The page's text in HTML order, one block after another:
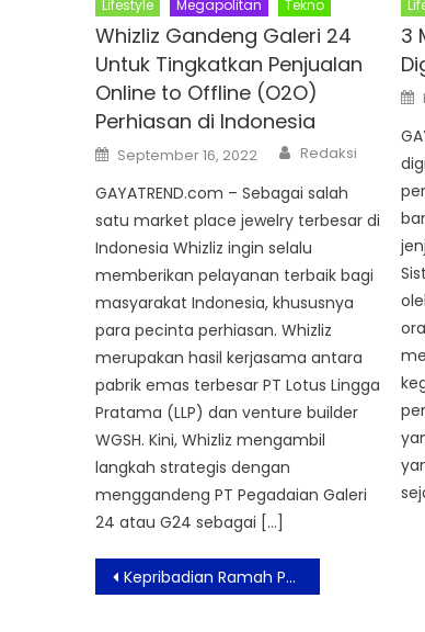
Lifestyle Megapolitan Tekno
Whizliz Gandeng Galeri 24
Untuk Tingkatkan Penjualan
Online to Offline (O2O)
Perhiasan di Indonesia
Posted
on
September 16, 2022 Author
Redaksi
GAYATREND.com – Sebagai salah
satu market place jewelry terbesar di
Indonesia Whizliz ingin selalu
memberikan pelayanan terbaik bagi
masyarakat Indonesia, khususnya
para pecinta perhiasan. Whizliz
merupakan hasil kerjasama antara
pabrik emas terbesar PT Lotus Lingga
Pratama (LLP) dan venture builder
WGSH. Kini, Whizliz mengambil
langkah strategis dengan
menggandeng PT Pegadaian Galeri
24 atau G24 sebagai […]
3
Post
navigation
Kepribadian Ramah Pengaruhi Kesuksesan Hidup